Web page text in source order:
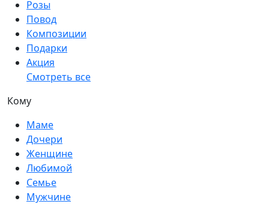
Розы
Повод
Композиции
Подарки
Акция
Смотреть все
Кому
Маме
Дочери
Женщине
Любимой
Семье
Мужчине